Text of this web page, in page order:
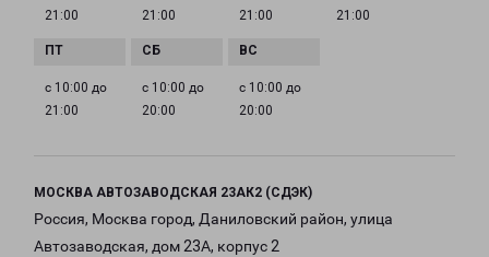
21:00
21:00
21:00
21:00
с 10:00 до
21:00
с 10:00 до
20:00
с 10:00 до
20:00
МОСКВА АВТОЗАВОДСКАЯ 23АК2 (СДЭК)
Россия, Москва город, Даниловский район, улица
Автозаводская, дом 23А, корпус 2